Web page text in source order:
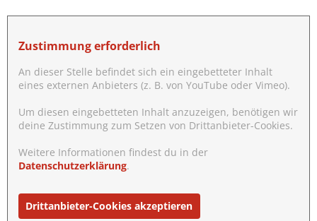
Zustimmung erforderlich
An dieser Stelle befindet sich ein eingebetteter Inhalt
eines externen Anbieters (z. B. von YouTube oder Vimeo).
Um diesen eingebetteten Inhalt anzuzeigen, benötigen wir
deine Zustimmung zum Setzen von Drittanbieter-Cookies.
Weitere Informationen findest du in der
Datenschutzerklärung.
Drittanbieter-Cookies akzeptieren